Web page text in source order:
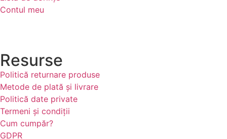
Contul meu
Resurse
Politică returnare produse
Metode de plată și livrare
Politică date private
Termeni și condiții
Cum cumpăr?
GDPR